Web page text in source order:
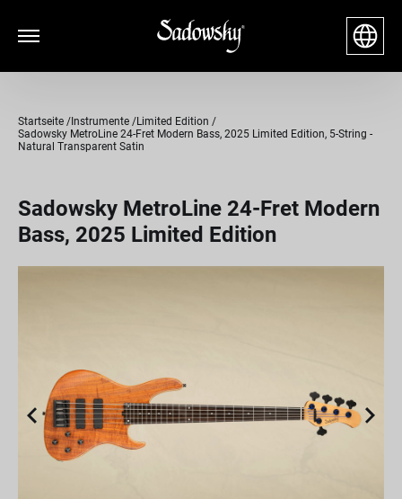
Startseite Instrumente
Limited Edition
Sadowsky MetroLine 24-Fret Modern Bass, 2025 Limited Edition, 5-String -
Natural Transparent Satin
Sadowsky MetroLine 24-Fret Modern
Bass, 2025 Limited Edition